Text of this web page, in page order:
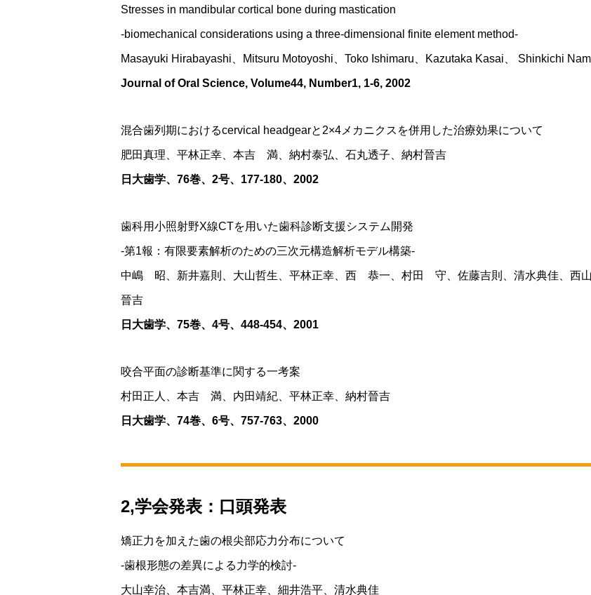
Stresses in mandibular cortical bone during mastication
‐biomechanical considerations using a three-dimensional finite element method‐
Masayuki Hirabayashi、Mitsuru Motoyoshi、Toko Ishimaru、Kazutaka Kasai、 Shinkichi
Journal of Oral Science, Volume44, Number1, 1-6, 2002
混合歯列期におけるcervical headgearと2×4メカニクスを併用した治療効果について
肥田真理、平林正幸、本吉 満、納村泰弘、石丸透子、納村晉吉
日大歯学、76巻、2号、177-180、2002
歯科用小照射野X線CTを用いた歯科診断支援システム開発
‐第1報：有限要素解析のための三次元構造解析モデル構築‐
中嶋 昭、新井嘉則、大山哲生、平林正幸、西 恭一、村田 守、佐藤吉則、清水典佳、西
晉吉
日大歯学、75巻、4号、448-454、2001
咬合平面の診断基準に関する一考案
村田正人、本吉 満、内田靖紀、平林正幸、納村晉吉
日大歯学、74巻、6号、757-763、2000
2,学会発表：口頭発表
矯正力を加えた歯の根尖部応力分布について
‐歯根形態の差異による力学的検討‐
大山幸治、本吉満、平林正幸、細井浩平、清水典佳